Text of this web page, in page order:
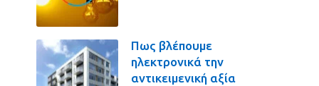
Πως βλέπουμε
ηλεκτρονικά την
αντικειμενική αξία